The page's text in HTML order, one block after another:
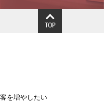
を増やしたい